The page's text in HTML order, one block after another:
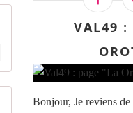
VAL49 :
Bonjour, Je reviens